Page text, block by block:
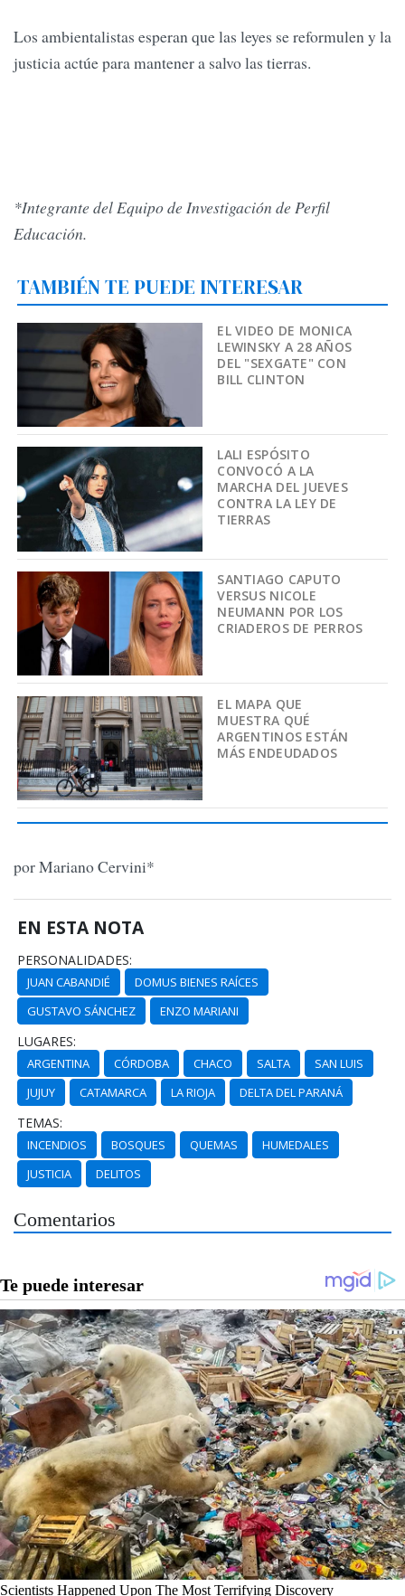
Los ambientalistas esperan que las leyes se reformulen y la
justicia actúe para mantener a salvo las tierras.
*Integrante del Equipo de Investigación de Perfil
Educación.
TAMBIÉN TE PUEDE INTERESAR
EL VIDEO DE MONICA
LEWINSKY A 28 AÑOS
DEL "SEXGATE" CON
BILL CLINTON
LALI ESPÓSITO
CONVOCÓ A LA
MARCHA DEL JUEVES
CONTRA LA LEY DE
TIERRAS
SANTIAGO CAPUTO
VERSUS NICOLE
NEUMANN POR LOS
CRIADEROS DE PERROS
EL MAPA QUE
MUESTRA QUÉ
ARGENTINOS ESTÁN
MÁS ENDEUDADOS
por Mariano Cervini*
EN ESTA NOTA
PERSONALIDADES:
JUAN CABANDIÉ
DOMUS BIENES RAÍCES
GUSTAVO SÁNCHEZ
ENZO MARIANI
LUGARES:
ARGENTINA CÓRDOBA CHACO SALTA
SAN LUIS
JUJUY
CATAMARCA LA RIOJA DELTA DEL PARANÁ
TEMAS:
INCENDIOS BOSQUES QUEMAS
HUMEDALES
JUSTICIA
DELITOS
Comentarios